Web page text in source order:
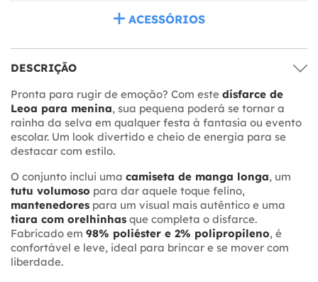
ACESSÓRIOS
DESCRIÇÃO
Pronta para rugir de emoção? Com este disfarce de
Leoa para menina, sua pequena poderá se tornar a
rainha da selva em qualquer festa à fantasia ou evento
escolar. Um look divertido e cheio de energia para se
destacar com estilo.
O conjunto inclui uma camiseta de manga longa, um
tutu volumoso para dar aquele toque felino,
mantenedores para um visual mais autêntico e uma
tiara com orelhinhas que completa o disfarce.
Fabricado em 98% poliéster e 2% polipropileno, é
confortável e leve, ideal para brincar e se mover com
liberdade.